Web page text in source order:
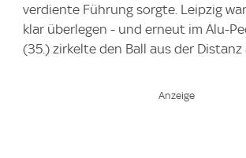
verdiente Führung sorgte. Leipzig
klar überlegen - und erneut im Alu-
(35.) zirkelte den Ball aus der Distanz